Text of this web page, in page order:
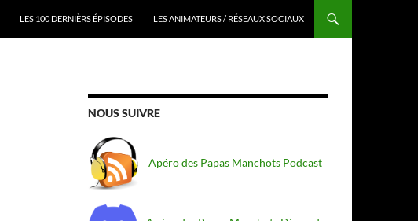
LES 100 DERNIÈRS ÉPISODES LES ANIMATEURS / RÉSEAUX SOCIAUX
NOUS SUIVRE
Apéro des Papas Manchots Podcast